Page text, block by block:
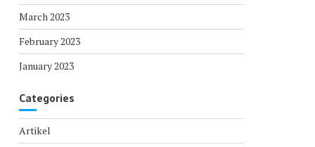
March 2023
February 2023
January 2023
Categories
Artikel